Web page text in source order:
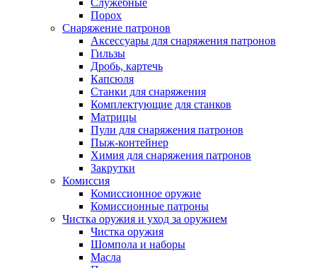
Служебные
Порох
Снаряжение патронов
Аксессуары для снаряжения патронов
Гильзы
Дробь, картечь
Капсюля
Станки для снаряжения
Комплектующие для станков
Матрицы
Пули для снаряжения патронов
Пыж-контейнер
Химия для снаряжения патронов
Закрутки
Комиссия
Комиссионное оружие
Комиссионные патроны
Чистка оружия и уход за оружием
Чистка оружия
Шомпола и наборы
Масла